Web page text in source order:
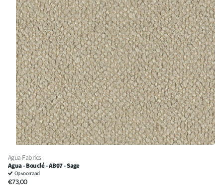
Agua Fabrics
Agua - Bouclé - AB07 - Sage
Op voorraad
€73,00